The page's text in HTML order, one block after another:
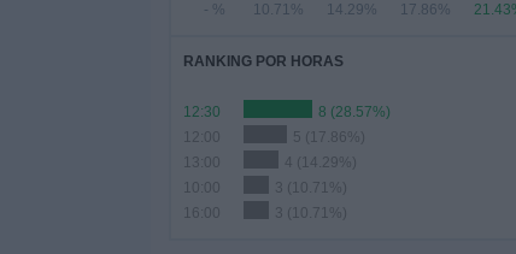
- % 10.71% 14.29% 17.86%
RANKING POR HORAS
12:30
8 (28.57%)
12:00
5 (17.86%)
13:00
4 (14.29%)
3 (10.71%)
16:00
3 (10.71%)